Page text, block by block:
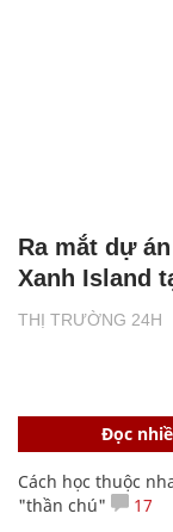
THỊ TRƯỜNG 24H
Ra mắt dự
Xanh Island
Đọc
Cách học thuộc
"thần chú"
17